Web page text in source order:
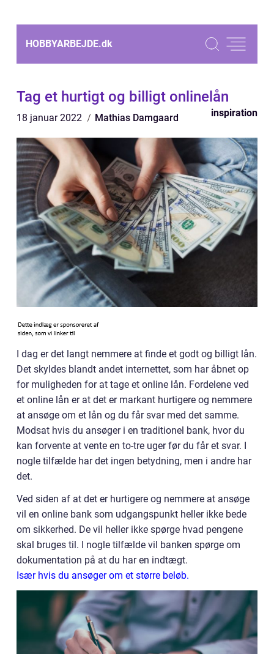
HOBBYARBEJDE.dk
Tag et hurtigt og billigt onlinelån
18 januar 2022 Mathias Damgaard inspiration
I dag er det langt nemmere at finde et godt og billigt lån.
Det skyldes blandt andet internettet, som har åbnet op
for muligheden for at tage et online lån. Fordelene ved
et online lån er at det er markant hurtigere og nemmere
at ansøge om et lån og du får svar med det samme.
Modsat hvis du ansøger i en traditionel bank, hvor du
kan forvente at vente en to-tre uger før du får et svar. I
nogle tilfælde har det ingen betydning, men i andre har
det.
Ved siden af at det er hurtigere og nemmere at ansøge
vil en online bank som udgangspunkt heller ikke bede
om sikkerhed. De vil heller ikke spørge hvad pengene
skal bruges til. I nogle tilfælde vil banken spørge om
dokumentation på at du har en indtægt.
Især hvis du ansøger om et større beløb.